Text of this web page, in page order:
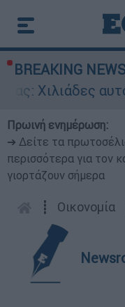
BREAKING
Πρωινή ενημέρωση:
➔ Δείτε τα
περισσότερα για τον
γιορτάζουν σήμερα
┋ Οικονομία